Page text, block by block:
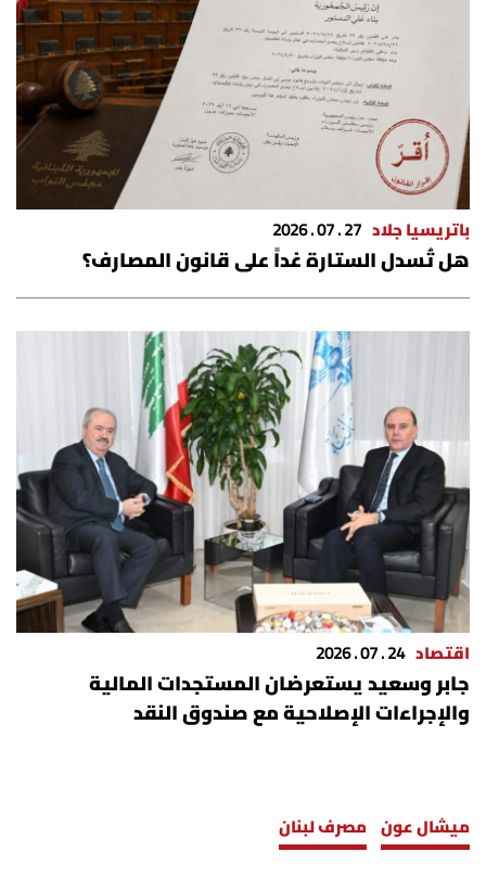
باتريسيا جلاد 27 . 07 . 2026
هل تُسدل الستارة غداً على قانون المصارف؟
اقتصاد 24 . 07 . 2026
جابر وسعيد يستعرضان المستجدات المالية
والإجراءات الإصلاحية مع صندوق النقد
ميشال عون مصرف لبنان